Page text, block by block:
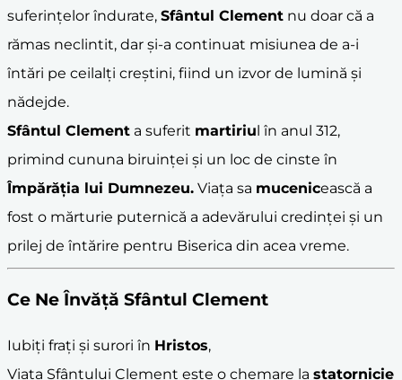
suferințelor îndurate, Sfântul Clement nu doar că a
rămas neclintit, dar și-a continuat misiunea de a-i
întări pe ceilalți creștini, fiind un izvor de lumină și
nădejde.
Sfântul Clement a suferit martiriul în anul 312,
primind cununa biruinței și un loc de cinste în
Împărăția lui Dumnezeu. Viața sa mucenicească a
fost o mărturie puternică a adevărului credinței și un
prilej de întărire pentru Biserica din acea vreme.
Ce Ne Învăță Sfântul Clement
Iubiți frați și surori în Hristos,
Viața Sfântului Clement este o chemare la statornicie